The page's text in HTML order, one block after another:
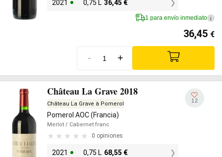
2021 0,75 L 36,45 €
1 para envío inmediato i
36,45 €
- +
Château La Grave 2018
Château La Grave à Pomerol
Pomerol AOC (Francia)
Merlot / Cabernet franc
0 opiniones
2021 0,75 L 68,55 €
12